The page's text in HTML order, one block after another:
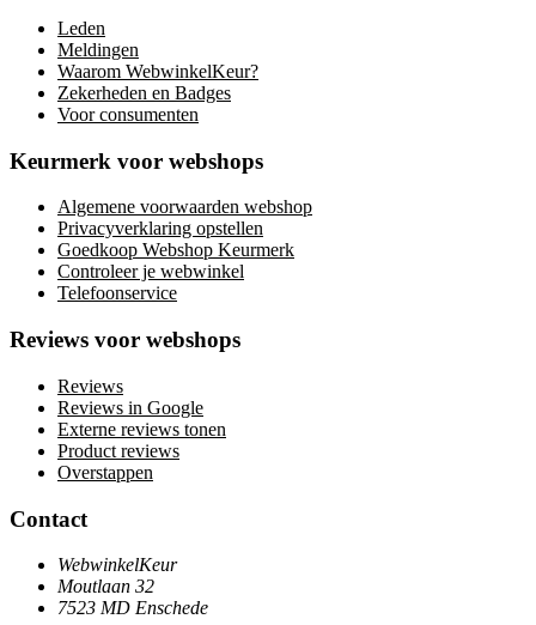
Leden
Meldingen
Waarom WebwinkelKeur?
Zekerheden en Badges
Voor consumenten
Keurmerk voor webshops
Algemene voorwaarden webshop
Privacyverklaring opstellen
Goedkoop Webshop Keurmerk
Controleer je webwinkel
Telefoonservice
Reviews voor webshops
Reviews
Reviews in Google
Externe reviews tonen
Product reviews
Overstappen
Contact
WebwinkelKeur
Moutlaan 32
7523 MD Enschede